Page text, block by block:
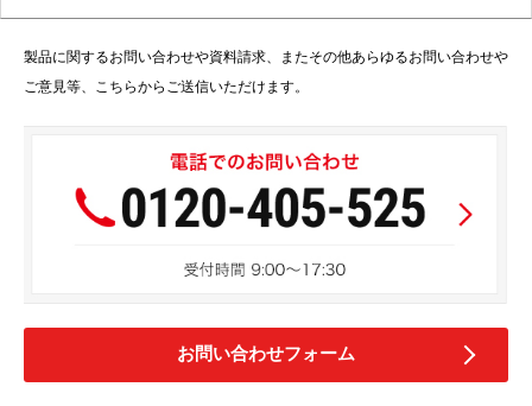
製品に関するお問い合わせや資料請求、またその他あらゆるお問い合わせや
ご意見等、こちらからご送信いただけます。
お問い合わせフォーム